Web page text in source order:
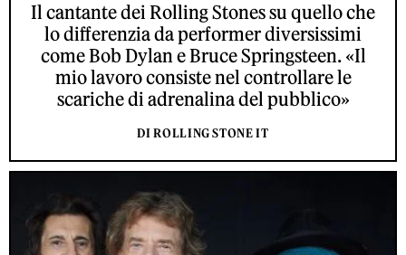
Il cantante dei Rolling Stones su quello che
lo differenzia da performer diversissimi
come Bob Dylan e Bruce Springsteen. «Il
mio lavoro consiste nel controllare le
scariche di adrenalina del pubblico»
DI ROLLING STONE IT